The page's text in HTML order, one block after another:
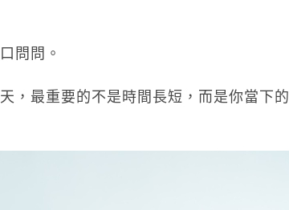
問問。
，最重要的不是時間長短，而是你當下的